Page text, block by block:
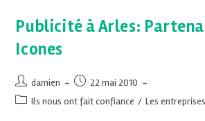
Publicité à Arles:
Icones
damien
22 mai 2010
Ils nous ont fait confiance / Les entreprises